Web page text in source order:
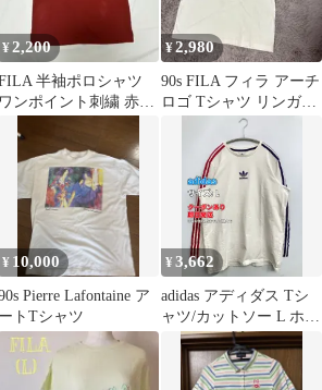
¥2,200
半袖ポロシャツ
ワンポイント刺繍 赤
¥2,980
90s FILA フィラ アーチ
ロゴ Tシャツ リンガー
¥ 10,000
Pierre Lafontaine ア
ートTシャツ
¥3,662
adidas アディダス Tシ
ャツ/カットソー L ホワ
イト メンズ